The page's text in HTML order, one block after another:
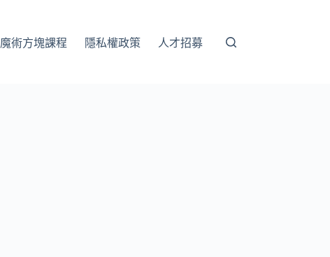
魔術方塊課程 隱私權政策 人才招募